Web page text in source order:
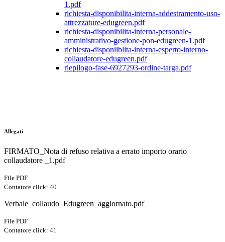
1.pdf
richiesta-disponibilita-interna-addestramento-uso-
attrezzature-edugreen.pdf
richiesta-disponibilita-interna-personale-
amministrativo-gestione-pon-edugreen-1.pdf
richiesta-disponiiblita-interna-esperto-interno-
collaudatore-edugreen.pdf
riepilogo-fase-6927293-ordine-targa.pdf
Allegati
FIRMATO_Nota di refuso relativa a errato importo orario
collaudatore _1.pdf
File PDF
Contatore click: 40
Verbale_collaudo_Edugreen_aggiornato.pdf
File PDF
Contatore click: 41